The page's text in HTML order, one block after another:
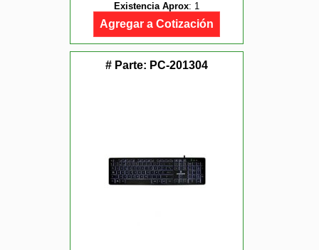
Existencia Aprox: 1
Agregar a Cotización
# Parte: PC-201304